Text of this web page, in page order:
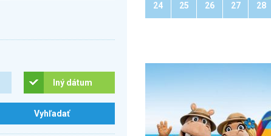
Iný dátum
24 25 26 27 28